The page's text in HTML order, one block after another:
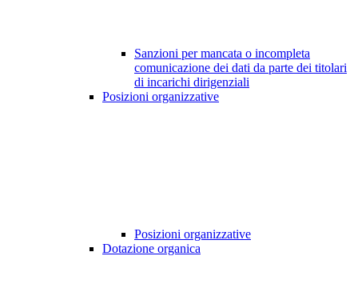
Sanzioni per mancata o incompleta
comunicazione dei dati da parte dei titolari
di incarichi dirigenziali
Posizioni organizzative
Posizioni organizzative
Dotazione organica